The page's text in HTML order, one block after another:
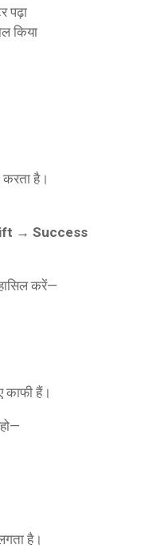
पढ़ा
किया
है।
→ Success
करें—
काफी हैं।
है।